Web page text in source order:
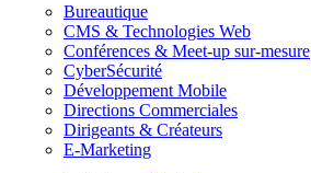
Bureautique
CMS & Technologies Web
Conférences & Meet-up sur-mesure
CyberSécurité
Développement Mobile
Directions Commerciales
Dirigeants & Créateurs
E-Marketing